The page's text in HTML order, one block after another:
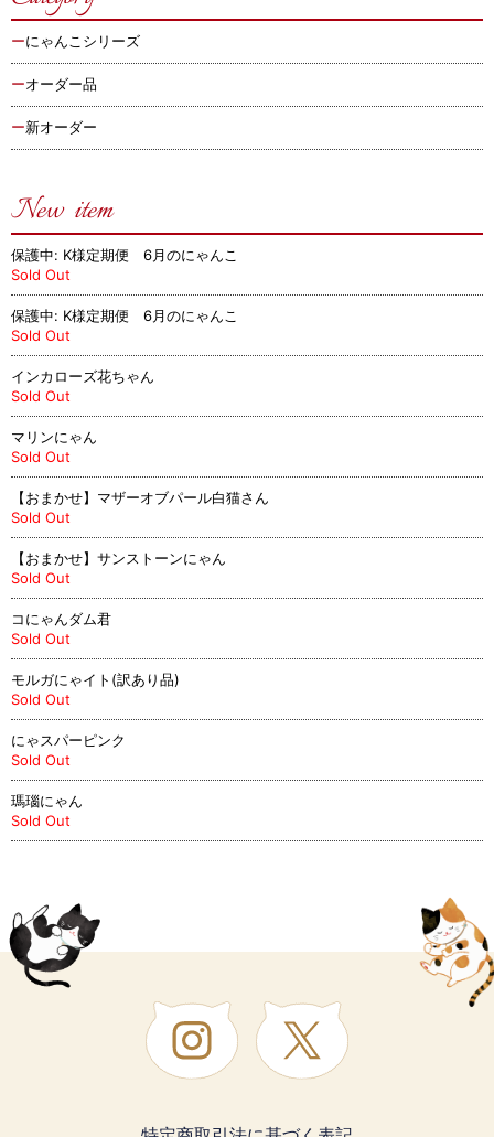
にゃんこシリーズ
オーダー品
新オーダー
New item
保護中: K様定期便 6月のにゃんこ
Sold Out
保護中: K様定期便 6月のにゃんこ
Sold Out
インカローズ花ちゃん
Sold Out
マリンにゃん
Sold Out
【おまかせ】マザーオブパール白猫さん
Sold Out
【おまかせ】サンストーンにゃん
Sold Out
コにゃんダム君
Sold Out
モルガにゃイト(訳あり品)
Sold Out
にゃスパーピンク
Sold Out
瑪瑙にゃん
Sold Out